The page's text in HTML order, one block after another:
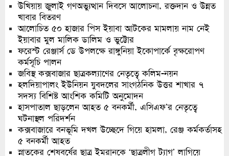
উখিয়ায় জুলাই গণঅভ্যুত্থান দিবসে আলোচনা, রক্তদান ও উন্নত
খাবার বিতরণ
আলোচিত ৫০ হাজার পিস ইয়াবা আটকের মামলায় নাম নেই
ইয়াবার মুল মালিক ডালিম ও ভুট্টোর
ফরেস্ট রেঞ্জার্স ডে উপলক্ষে রাঙ্গুনিয়া ইকোপার্কে বৃক্ষরোপণ
কর্মসূচি পালন
জবিস্থ কক্সবাজার ছাত্রকল্যাণের নেতৃত্বে কলিম-নয়ন
হলদিয়াপালং ইউনিয়ন যুবদলের সাংগঠনিক উত্তর শাখার ৭
সদস্য বিশিষ্ট আংশিক কমিটি অনুমোদন
হাসপাতাল ছাড়লেন আহত ৫ বনকর্মী, এসিএফ’র নেতৃত্বে
ঘটনাস্থল পরিদর্শন
কক্সবাজারে বনভূমি দখল উচ্ছেদে গিয়ে হামলা, রেঞ্জ কর্মকর্তাসহ
৫ বনকর্মী আহত
স্নাতকের শেষবর্ষের ছাত্র ইমরানকে ‘ছাত্রলীগ ট্যাগ’ লাগিয়ে